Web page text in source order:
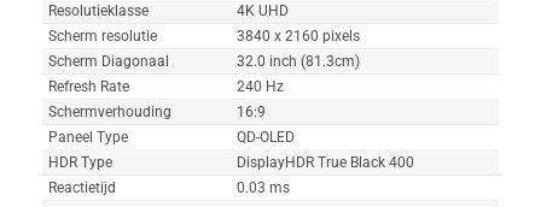
Resolutieklasse
4K UHD
Scherm resolutie
3840 x 2160 pixels
Scherm Diagonaal
32.0 inch (81.3cm)
Refresh Rate
240 Hz
Schermverhouding
16:9
Paneel Type
QD-OLED
HDR Type
DisplayHDR True Black 400
Reactietijd
0.03 ms